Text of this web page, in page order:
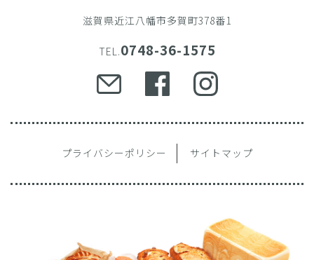
滋賀県近江八幡市多賀町378番1
TEL.0748-36-1575
プライバシーポリシー サイトマップ